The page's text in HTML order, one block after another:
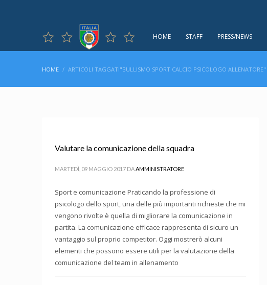
HOME STAFF PRESS/NEWS
HOME ARTICOLI TAGGATI"BULLISMO SPORT CALCIO PSICOLOGO ALLENATORE"
Valutare la comunicazione della squadra
MARTEDÌ, 09 MAGGIO 2017 DAAMMINISTRATORE
Sport e comunicazione Praticando la professione di
psicologo dello sport, una delle più importanti richieste che mi
vengono rivolte è quella di migliorare la comunicazione in
partita. La comunicazione efficace rappresenta di sicuro un
vantaggio sul proprio competitor. Oggi mostrerò alcuni
elementi che possono essere utili per la valutazione della
comunicazione del team in allenamento